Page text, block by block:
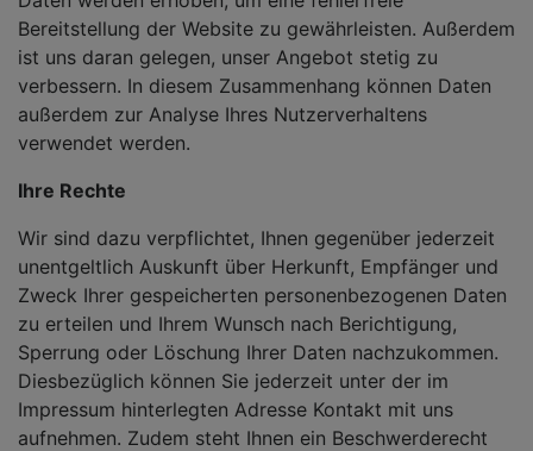
Bereitstellung der Website zu gewährleisten. Außerdem
ist uns daran gelegen, unser Angebot stetig zu
verbessern. In diesem Zusammenhang können Daten
außerdem zur Analyse Ihres Nutzerverhaltens
verwendet werden.
Ihre Rechte
Wir sind dazu verpflichtet, Ihnen gegenüber jederzeit
unentgeltlich Auskunft über Herkunft, Empfänger und
Zweck Ihrer gespeicherten personenbezogenen Daten
zu erteilen und Ihrem Wunsch nach Berichtigung,
Sperrung oder Löschung Ihrer Daten nachzukommen.
Diesbezüglich können Sie jederzeit unter der im
Impressum hinterlegten Adresse Kontakt mit uns
aufnehmen. Zudem steht Ihnen ein Beschwerderecht